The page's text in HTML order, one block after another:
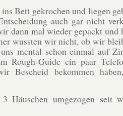
Bett gekrochen und liegen
auch gar nicht
dann mal wieder gepackt und
wussten wir nicht, ob wir
mental schon einmal auf
Rough-Guide ein paar
Bescheid bekommen
Häuschen umgezogen seit